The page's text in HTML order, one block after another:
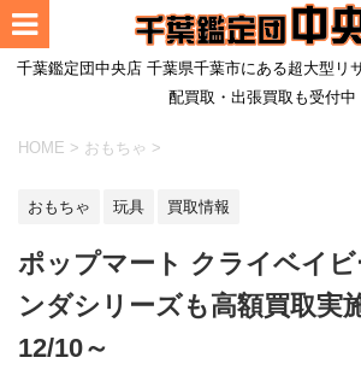
千葉鑑定団中央店 千葉県千葉市にある超大型
配買取・出張買取も受付中
HOME > おもちゃ >
おもちゃ 玩具 買取情報
ポップマート クライベイ
ンダシリーズも高額買取実
12/10～